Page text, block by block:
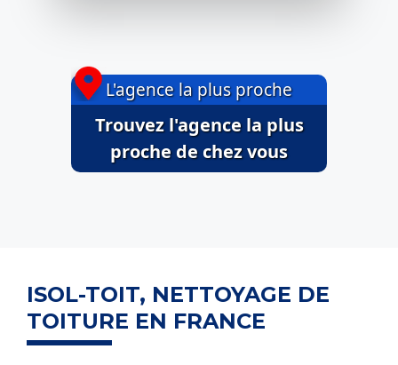
L'agence la plus proche
Trouvez l'agence la plus
proche de chez vous
ISOL-TOIT, NETTOYAGE DE
TOITURE EN FRANCE